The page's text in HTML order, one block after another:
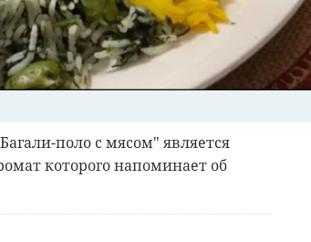
поло с мясом" является
которого напоминает об